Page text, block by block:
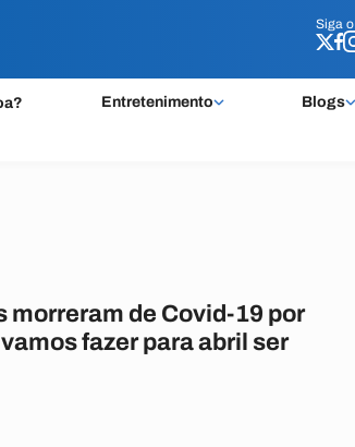
Siga o
Entretenimento Blogs
Siga o
morreram de Covid-19 por
fazer para abril ser